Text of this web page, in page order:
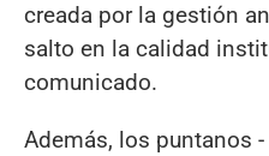
creada por la gestión
salto en la calidad
comunicado.
Además, los puntanos